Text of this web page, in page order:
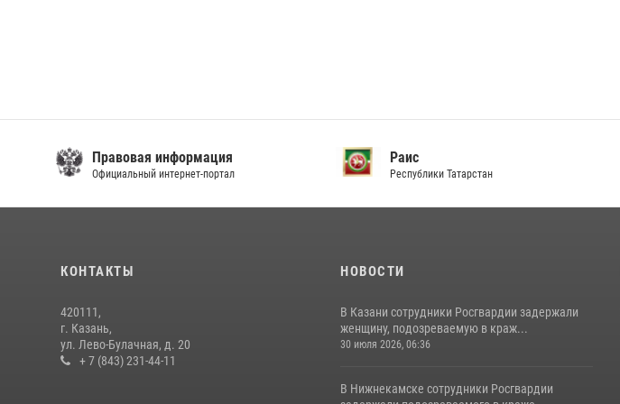
Правовая информация
Официальный интернет-портал
Раис
Республики Татарстан
КОНТАКТЫ
420111,
г. Казань,
ул. Лево-Булачная, д. 20
+ 7 (843) 231-44-11
НОВОСТИ
В Казани сотрудники Росгвардии задержали
женщину, подозреваемую в краж...
30 июля 2026, 06:36
В Нижнекамске сотрудники Росгвардии